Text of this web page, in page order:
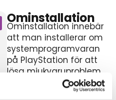
Ominstallation
Ominstallation innebär
att man installerar om
systemprogramvaran
på PlayStation för att
lösa mjukvaruproblem
och få systemet att
fungera som nytt igen.